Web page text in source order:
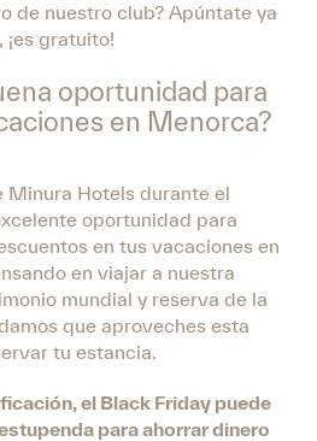
de nuestro club? Apúntate ya
¡es gratuito!
oportunidad para
en Menorca?
Minura Hotels durante el
oportunidad para
en tus vacaciones en
en viajar a nuestra
mundial y reserva de la
que aproveches esta
tu estancia.
el Black Friday puede
para ahorrar dinero